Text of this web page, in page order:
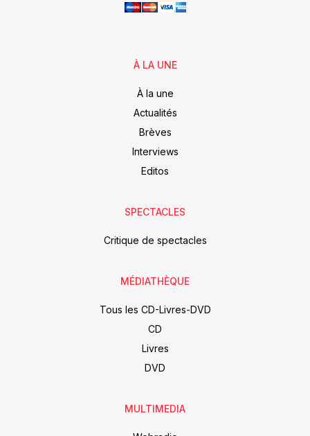
À LA UNE
À la une
Actualités
Brèves
Interviews
Editos
SPECTACLES
Critique de spectacles
MÉDIATHÈQUE
Tous les CD-Livres-DVD
CD
Livres
DVD
MULTIMEDIA